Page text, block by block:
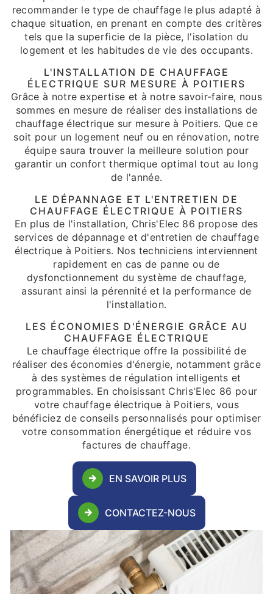
recommander le type de chauffage le plus adapté à
chaque situation, en prenant en compte des critères
tels que la superficie de la pièce, l'isolation du
logement et les habitudes de vie des occupants.
L'INSTALLATION DE CHAUFFAGE
ÉLECTRIQUE SUR MESURE À POITIERS
Grâce à notre expertise et à notre savoir-faire, nous
sommes en mesure de réaliser des installations de
chauffage électrique sur mesure à Poitiers. Que ce
soit pour un logement neuf ou en rénovation, notre
équipe saura trouver la meilleure solution pour
garantir un confort thermique optimal tout au long
de l'année.
LE DÉPANNAGE ET L'ENTRETIEN DE
CHAUFFAGE ÉLECTRIQUE À POITIERS
En plus de l'installation, Chris'Elec 86 propose des
services de dépannage et d'entretien de chauffage
électrique à Poitiers. Nos techniciens interviennent
rapidement en cas de panne ou de
dysfonctionnement du système de chauffage,
assurant ainsi la pérennité et la performance de
l'installation.
LES ÉCONOMIES D'ÉNERGIE GRÂCE AU
CHAUFFAGE ÉLECTRIQUE
Le chauffage électrique offre la possibilité de
réaliser des économies d'énergie, notamment grâce
à des systèmes de régulation intelligents et
programmables. En choisissant Chris'Elec 86 pour
votre chauffage électrique à Poitiers, vous
bénéficiez de conseils personnalisés pour optimiser
votre consommation énergétique et réduire vos
factures de chauffage.
EN SAVOIR PLUS
CONTACTEZ-NOUS